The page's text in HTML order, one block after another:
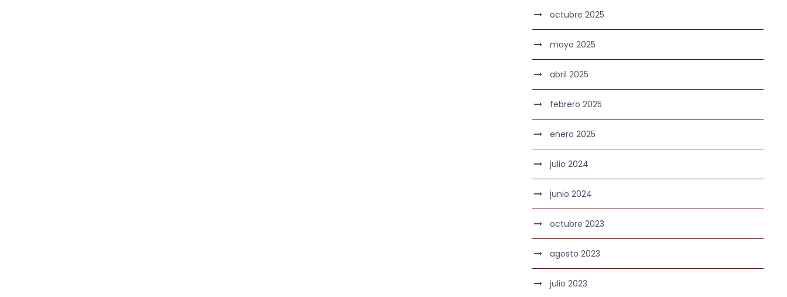
octubre 2025
mayo 2025
abril 2025
febrero 2025
enero 2025
julio 2024
junio 2024
octubre 2023
agosto 2023
julio 2023